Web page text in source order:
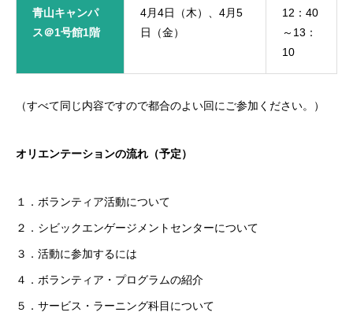
青山キャンパ
ス＠1号館1階
4月4日（木）、4月5
日（金）
12：40
～13：
10
（すべて同じ内容ですので都合のよい回にご参加ください。）
オリエンテーションの流れ（予定）
１．ボランティア活動について
２．シビックエンゲージメントセンターについて
３．活動に参加するには
４．ボランティア・プログラムの紹介
５．サービス・ラーニング科目について